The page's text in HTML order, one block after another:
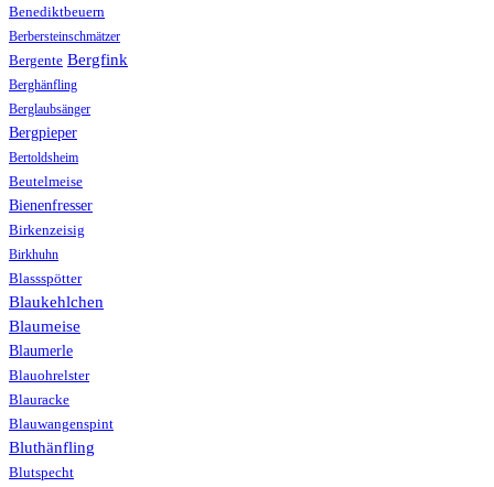
Benediktbeuern
Berbersteinschmätzer
Bergente Bergfink
Berghänfling
Berglaubsänger
Bergpieper
Bertoldsheim
Beutelmeise
Bienenfresser
Birkenzeisig
Birkhuhn
Blassspötter
Blaukehlchen
Blaumeise
Blaumerle
Blauohrelster
Blauracke
Blauwangenspint
Bluthänfling
Blutspecht